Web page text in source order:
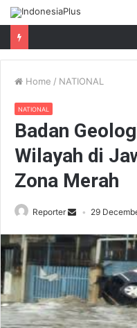
Home / NATIONAL
NATIONAL
Badan
Wilayah di
Zona Merah
Reporter 29